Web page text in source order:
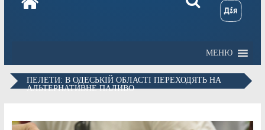
МЕНЮ
ПЕЛЕТИ: В ОДЕСЬКІЙ ОБЛАСТІ ПЕРЕХОДЯТЬ НА
АЛЬТЕРНАТИВНЕ ПАЛИВО